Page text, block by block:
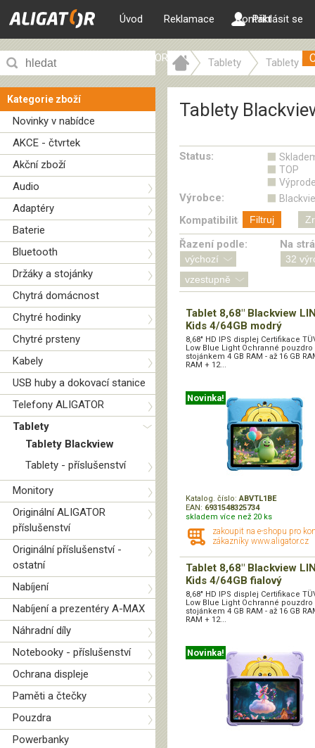
Úvod Reklamace Kontakt
ALIGATOR web
Přihlásit se
Kategorie zboží
Novinky v nabídce
AKCE - čtvrtek
Akční zboží
Audio
Adaptéry
Baterie
Bluetooth
Držáky a stojánky
Chytrá domácnost
Chytré hodinky
Chytré prsteny
Kabely
USB huby a dokovací stanice
Telefony ALIGATOR
Tablety
Tablety Blackview
Tablety - příslušenství
Monitory
Originální ALIGATOR
příslušenství
Originální příslušenství -
ostatní
Nabíjení
Nabíjení a prezentéry A-MAX
Náhradní díly
Notebooky - příslušenství
Ochrana displeje
Paměti a čtečky
Pouzdra
Powerbanky
Tablety Tablety
Tablety
Status:
TOP
Výrobce:
Kompatibilita: Filtruj
Řazení podle: Na
Tablet 8,68" Blackview
Kids 4/64GB modrý
8,68" HD IPS displej Certifikace
Low Blue Light Ochranné pouzdro
stojánkem 4 GB RAM - až 16 GB
RAM + 12...
Novinka!
Katalog. číslo:ABVTL1BE
EAN: 6931548325734
skladem více než 20 ks
zakoupit na e-shopu pro
zákazníky www.aligator.cz
Tablet 8,68" Blackview
Kids 4/64GB fialový
8,68" HD IPS displej Certifikace
Low Blue Light Ochranné pouzdro
stojánkem 4 GB RAM - až 16 GB
RAM + 12...
Novinka!